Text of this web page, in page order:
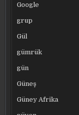
Google
grup
Gül
gümrük
gün
Güneş
Güney Afrika